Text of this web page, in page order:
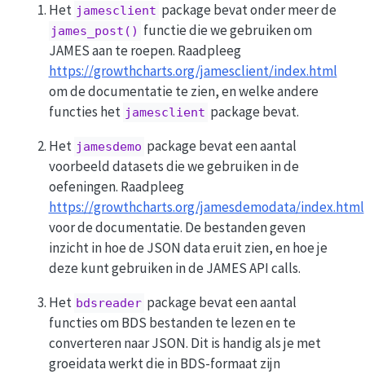
Het jamesclient package bevat onder meer de
james_post() functie die we gebruiken om
JAMES aan te roepen. Raadpleeg
https://growthcharts.org/jamesclient/index.html
om de documentatie te zien, en welke andere
functies het jamesclient package bevat.
Het jamesdemo package bevat een aantal
voorbeeld datasets die we gebruiken in de
oefeningen. Raadpleeg
https://growthcharts.org/jamesdemodata/index.html
voor de documentatie. De bestanden geven
inzicht in hoe de JSON data eruit zien, en hoe je
deze kunt gebruiken in de JAMES API calls.
Het bdsreader package bevat een aantal
functies om BDS bestanden te lezen en te
converteren naar JSON. Dit is handig als je met
groeidata werkt die in BDS-formaat zijn